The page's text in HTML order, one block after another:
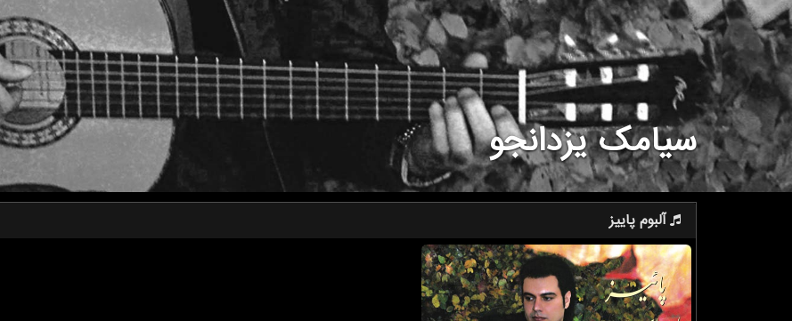
سیامک یزدانجو
آلبوم پاییز